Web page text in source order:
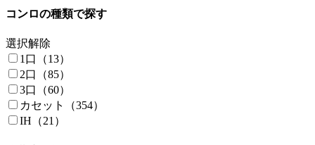
RIVERSIDE RV（3）
ROLLER TEAM（1）
Rotas Rv Sales（10）
Route6（2）
RV BIGFOOT（21）
RV TRUST（7）
RVコーエイ（5）
コンロの種類で探す
選択解除
1口（13）
2口（85）
3口（60）
カセット（354）
IH（21）